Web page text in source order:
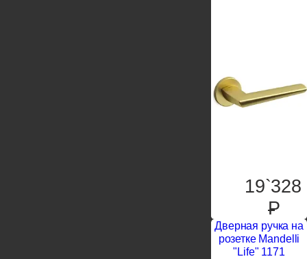
19`328
P
Дверная ручка на
розетке Mandelli
"Life" 1171